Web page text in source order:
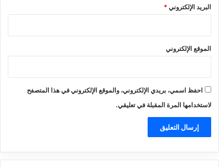
البريد الإلكتروني*
الموقع الإلكتروني
احفظ اسمي، بريدي الإلكتروني، والموقع الإلكتروني في هذا المتصفح
لاستخدامها المرة المقبلة في تعليقي.